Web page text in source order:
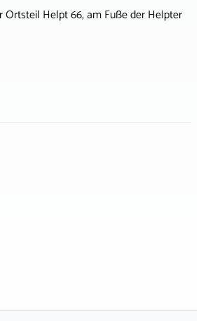
Ortsteil Helpt 66, am Fuße der Helpter